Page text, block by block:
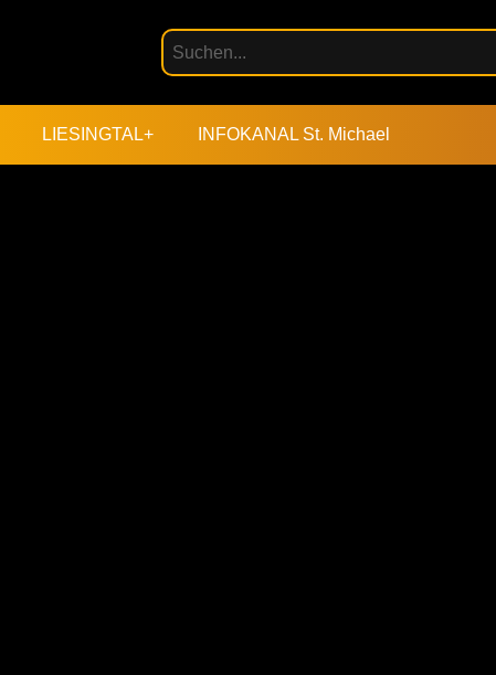
LIESINGTAL+ INFOKANAL St. Michael